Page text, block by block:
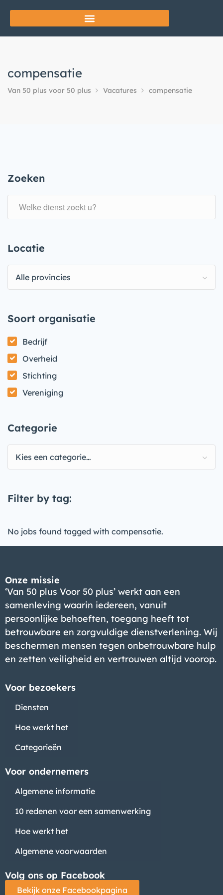
compensatie
Van 50 plus voor 50 plus Vacatures compensatie
Zoeken
Locatie
Alle provincies
Soort organisatie
Bedrijf
Overheid
Stichting
Vereniging
Categorie
Kies een categorie…
Filter by tag:
No jobs found tagged with compensatie.
Onze missie
‘Van 50 plus Voor 50 plus’ werkt aan een
samenleving waarin iedereen, vanuit
persoonlijke behoeften, toegang heeft tot
betrouwbare en zorgvuldige dienstverlening. Wij
beschermen mensen tegen onbetrouwbare hulp
en zetten veiligheid en vertrouwen altijd voorop.
Voor bezoekers
Diensten
Hoe werkt het
Categorieën
Voor ondernemers
Algemene informatie
10 redenen voor een samenwerking
Hoe werkt het
Algemene voorwaarden
Volg ons op Facebook
Bekijk onze Facebookpagina